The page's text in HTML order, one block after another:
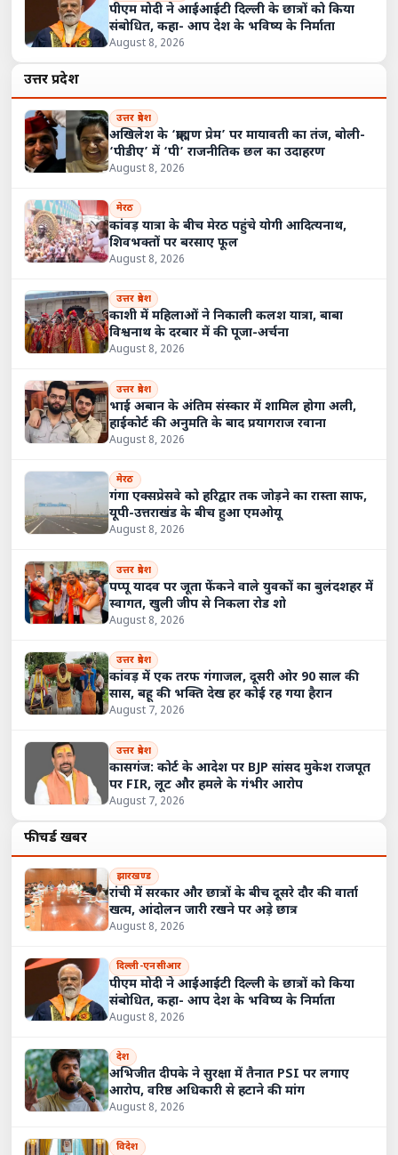
पीएम मोदी ने आईआईटी दिल्ली के छात्रों को किया
संबोधित, कहा- आप देश के भविष्य के निर्माता
August 8, 2026
उत्तर प्रदेश
उत्तर प्रदेश
अखिलेश के ‘ब्राह्मण प्रेम’ पर मायावती का तंज, बोली-
‘पीडीए’ में ‘पी’ राजनीतिक छल का उदाहरण
August 8, 2026
मेरठ
कांवड़ यात्रा के बीच मेरठ पहुंचे योगी आदित्यनाथ,
शिवभक्तों पर बरसाए फूल
August 8, 2026
उत्तर प्रदेश
काशी में महिलाओं ने निकाली कलश यात्रा, बाबा
विश्वनाथ के दरबार में की पूजा-अर्चना
August 8, 2026
उत्तर प्रदेश
भाई अबान के अंतिम संस्कार में शामिल होगा अली,
हाईकोर्ट की अनुमति के बाद प्रयागराज रवाना
August 8, 2026
मेरठ
गंगा एक्सप्रेसवे को हरिद्वार तक जोड़ने का रास्ता साफ,
यूपी-उत्तराखंड के बीच हुआ एमओयू
August 8, 2026
उत्तर प्रदेश
पप्पू यादव पर जूता फेंकने वाले युवकों का बुलंदशहर में
स्वागत, खुली जीप से निकला रोड शो
August 8, 2026
उत्तर प्रदेश
कांवड़ में एक तरफ गंगाजल, दूसरी ओर 90 साल की
सास, बहू की भक्ति देख हर कोई रह गया हैरान
August 7, 2026
उत्तर प्रदेश
कासगंज: कोर्ट के आदेश पर BJP सांसद मुकेश राजपूत
पर FIR, लूट और हमले के गंभीर आरोप
August 7, 2026
फीचर्ड खबरें
झारखण्ड
रांची में सरकार और छात्रों के बीच दूसरे दौर की वार्ता
खत्म, आंदोलन जारी रखने पर अड़े छात्र
August 8, 2026
दिल्ली-एनसीआर
पीएम मोदी ने आईआईटी दिल्ली के छात्रों को किया
संबोधित, कहा- आप देश के भविष्य के निर्माता
August 8, 2026
देश
अभिजीत दीपके ने सुरक्षा में तैनात PSI पर लगाए
आरोप, वरिष्ठ अधिकारी से हटाने की मांग
August 8, 2026
विदेश